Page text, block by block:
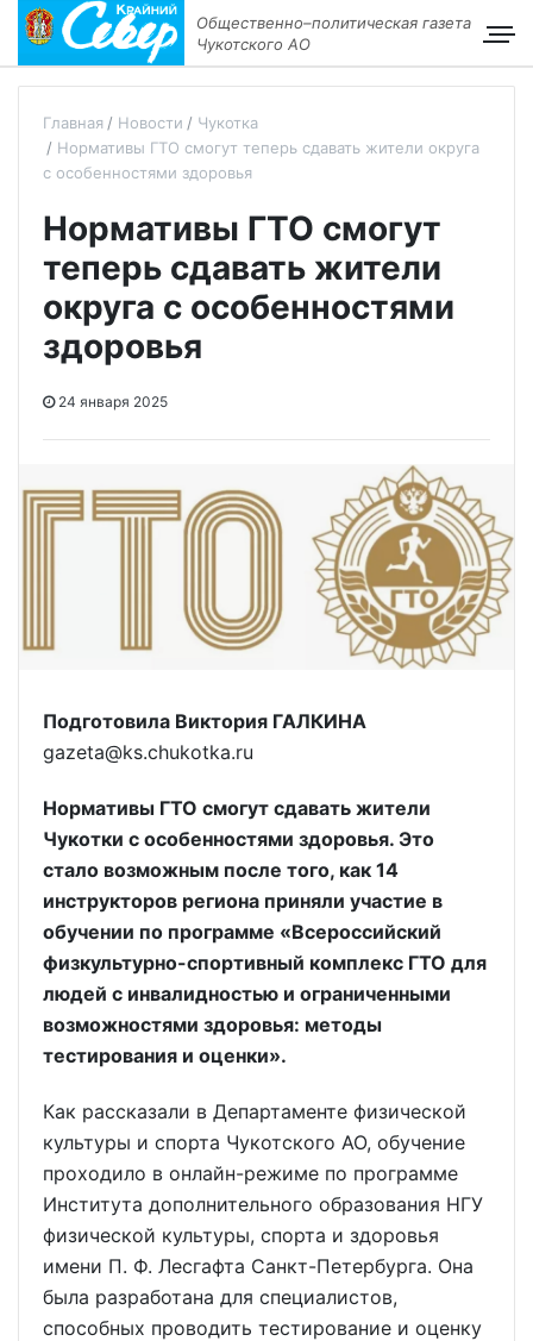
Общественно–политическая газета
Чукотского АО
Главная Новости
Чукотка
Нормативы ГТО смогут теперь сдавать жители округа
с особенностями здоровья
Нормативы ГТО смогут
теперь сдавать жители
округа с особенностями
здоровья
24 января 2025
Подготовила Виктория ГАЛКИНА
gazeta@ks.chukotka.ru
Нормативы ГТО смогут сдавать жители
Чукотки с особенностями здоровья. Это
стало возможным после того, как 14
инструкторов региона приняли участие в
обучении по программе «Всероссийский
физкультурно-спортивный комплекс ГТО для
людей с инвалидностью и ограниченными
возможностями здоровья: методы
тестирования и оценки».
Как рассказали в Департаменте физической
культуры и спорта Чукотского АО, обучение
проходило в онлайн-режиме по программе
Института дополнительного образования НГУ
физической культуры, спорта и здоровья
имени П. Ф. Лесгафта Санкт-Петербурга. Она
была разработана для специалистов,
способных проводить тестирование и оценку